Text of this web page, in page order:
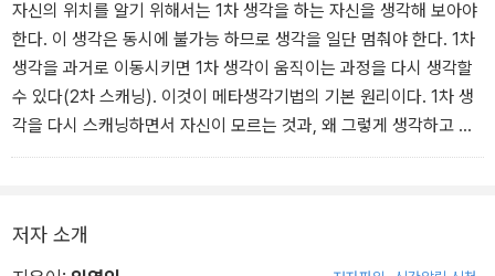
'그럼 1 점과 47 점은 왜 안 되지?'
'그거야 다섯 발 모두 9 점에 적중해도 45 점이니깐 불가능하고, 1 점
은 당연히 안 되고…….'
이 아니라 되도록 계산을 피하려고 ‘생각을 하는 것’, 이것이 바로 수학
'아직 감이 안 오지? 그럼 좀 더 쉬운 예를 들어 볼게.'
가기 때문에 우산 표면에는 물기가 없다. 하얀 비닐봉지로 우산을 감
쌀 필요가 없고 옷에 물에 젖는 걱정도 들어준다. ‘뒤집기‘의 위력이
놀랍고 대단할 뿐이다.
이 우산의 이름이 ‘Unbrella'인데 그것도 다분히 역발상적이다. 마지
막으로 비가 오면 생각나는 지렁이 문제를 풀어보자. 지렁이를 밟으
자신의 위치를 알기 위해서는 1차 생각을 하는 자신을 생각해 보아야
한다. 이 생각은 동시에 불가능 하므로 생각을 일단 멈춰야 한다. 1차
생각을 과거로 이동시키면 1차 생각이 움직이는 과정을 다시 생각할
수 있다(2차 스캐닝). 이것이 메타생각기법의 기본 원리이다. 1차 생
각을 다시 스캐닝하면서 자신이 모르는 것과, 왜 그렇게 생각하고 있
는가를 분명하게 잡아낸다. 이것이 생각의 위치를 만들어 준다. 위치
들어간다. 이런 메타생각의 반복을 통해서 기발한 생각을 스스로 만
들게 된다.
저자 소개